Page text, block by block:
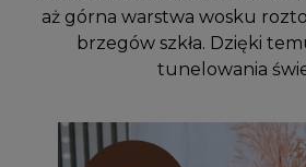
aż górna warstwa wosku
brzegów szkła. Dzięki
tunelowania